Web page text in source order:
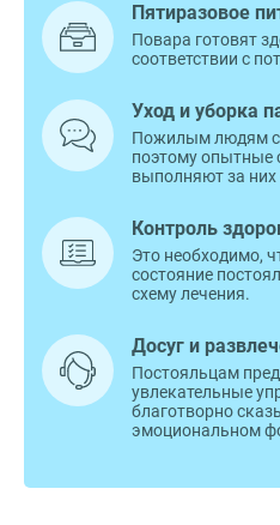
Пятиразовое
Повара готовят
соответствии с
Уход и уборка
Пожилым людям
поэтому опытные
выполняют за
Контроль
Это необходимо,
состояние
схему лечения.
Досуг и
Постояльцам
увлекательные
благотворно
эмоциональном